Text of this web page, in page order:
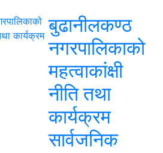
बुढानीलकण्ठ
नगरपालिकाको
महत्वाकांक्षी
नीति तथा
कार्यक्रम
सार्वजनिक